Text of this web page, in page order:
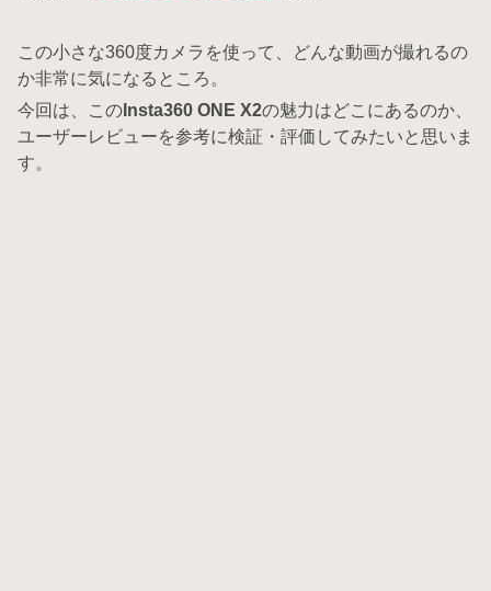
この小さな360度カメラを使って、どんな動画が撮れるの
か非常に気になるところ。
今回は、この Insta360 ONE X2の魅力はどこにあるのか、
ユーザーレビューを参考に検証・評価してみたいと思いま
す。